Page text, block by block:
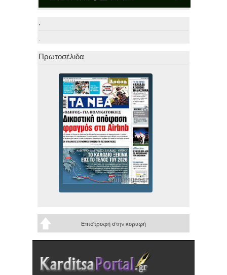
.
.
Πρωτοσέλιδα
Επιστροφή στην κορυφή